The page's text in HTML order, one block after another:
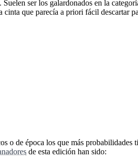
ser los galardonados en la
que parecía a priori fácil descartar
o de época los que más probabilidades
de esta edición han sido: